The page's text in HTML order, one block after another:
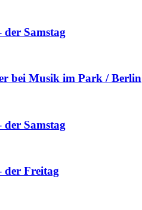
Samstag
bei Musik im Park / Berlin
Samstag
der Freitag